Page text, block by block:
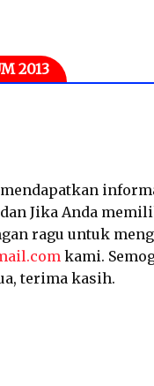
2013
Jika Anda
ragu untuk
kami.
terima kasih.